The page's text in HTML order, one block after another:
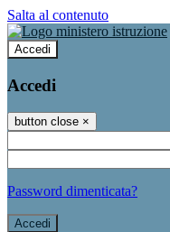
Salta al contenuto
Accedi
Accedi
button close ×
Password dimenticata?